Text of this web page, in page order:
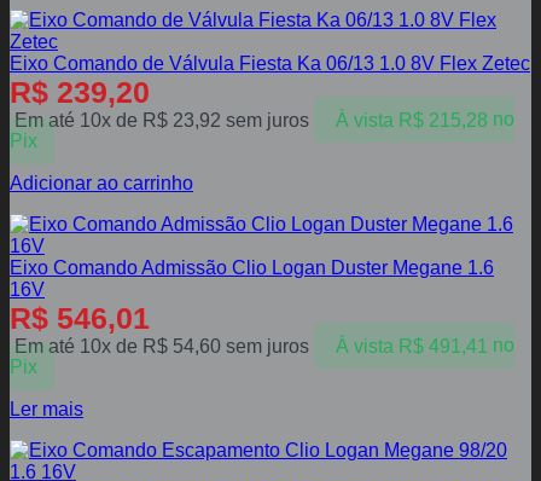
Eixo Comando de Válvula Fiesta Ka 06/13 1.0 8V Flex Zetec
R$ 239,20
Em até 10x de R$ 23,92 sem juros À vista R$215,28 no
Pix
Adicionar ao carrinho
Eixo Comando Admissão Clio Logan Duster Megane 1.6
16V
R$ 546,01
Em até 10x de R$ 54,60 sem juros À vista R$491,41 no
Pix
Ler mais